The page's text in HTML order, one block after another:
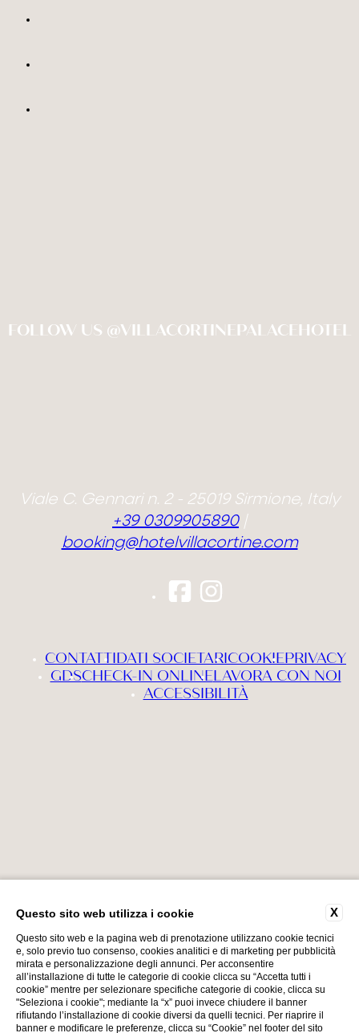
FOLLOW US @VILLACORTINEPALACEHOTEL
Viale C. Gennari n. 2 - 25019 Sirmione, Italy
+39 0309905890|
booking@hotelvillacortine.com
CONTATTIDATI SOCIETARICOOKIEPRIVACY
GDSCHECK-IN ONLINELAVORA CON NOI
ACCESSIBILITÀ
CIN IT017179A1GTLYRADS
Website by Blastness
X
Questo sito web utilizza i cookie
Questo sito web e la pagina web di prenotazione utilizzano cookie tecnici
e, solo previo tuo consenso, cookies analitici e di marketing per pubblicità
mirata e personalizzazione degli annunci. Per acconsentire
all’installazione di tutte le categorie di cookie clicca su “Accetta tutti i
cookie” mentre per selezionare specifiche categorie di cookie, clicca su
"Seleziona i cookie"; mediante la “x” puoi invece chiudere il banner
rifiutando l’installazione di cookie diversi da quelli tecnici. Per riaprire il
banner e modificare le preferenze, clicca su “Cookie” nel footer del sito